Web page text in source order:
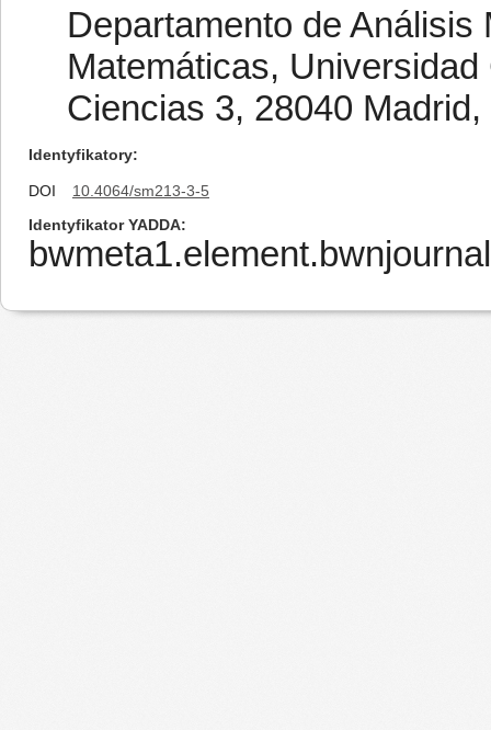
Departamento de
Matemáticas,
Ciencias 3, 28040 Madrid,
Identyfikatory
DOI
10.4064/sm213-3-5
Identyfikator YADDA